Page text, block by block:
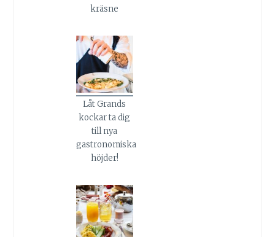
kräsne
Låt Grands
kockar ta dig
till nya
gastronomiska
höjder!